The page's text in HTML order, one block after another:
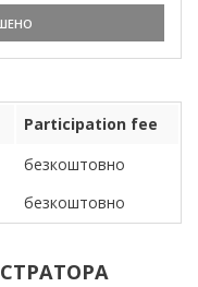
Participation fee
безкоштовно
безкоштовно